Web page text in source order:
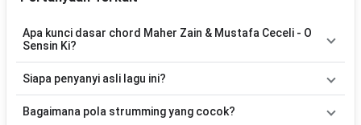
Apa kunci dasar chord Maher Zain & Mustafa Ceceli - O
Sensin Ki?
C, Bm. Versi chord ini telah disederhanakan sehingga lebih mudah
memainkan lagu ini.
Siapa penyanyi asli lagu ini?
Zain & Mustafa Ceceli. Pada halaman ini tersedia versi chord gitar
Bagaimana pola strumming yang cocok?